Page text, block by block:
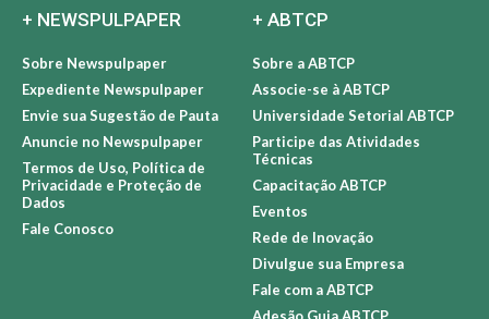
+ NEWSPULPAPER
Sobre Newspulpaper
Expediente Newspulpaper
Envie sua Sugestão de Pauta
Anuncie no Newspulpaper
Termos de Uso, Política de
Privacidade e Proteção de
Dados
Fale Conosco
+ ABTCP
Sobre a ABTCP
Associe-se à ABTCP
Universidade Setorial ABTCP
Participe das Atividades
Técnicas
Capacitação ABTCP
Eventos
Rede de Inovação
Divulgue sua Empresa
Fale com a ABTCP
Adesão Guia ABTCP